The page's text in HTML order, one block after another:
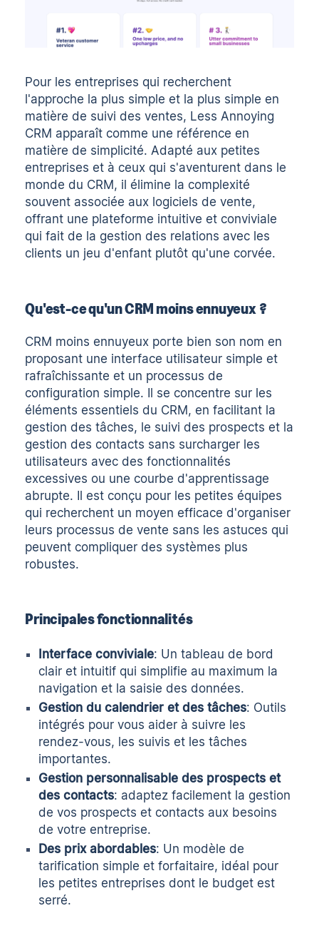
Pour les entreprises qui recherchent
l'approche la plus simple et la plus simple en
matière de suivi des ventes, Less Annoying
CRM apparaît comme une référence en
matière de simplicité. Adapté aux petites
entreprises et à ceux qui s'aventurent dans le
monde du CRM, il élimine la complexité
souvent associée aux logiciels de vente,
offrant une plateforme intuitive et conviviale
qui fait de la gestion des relations avec les
clients un jeu d'enfant plutôt qu'une corvée.
Qu'est-ce qu'un CRM moins ennuyeux ?
CRM moins ennuyeux porte bien son nom en
proposant une interface utilisateur simple et
rafraîchissante et un processus de
configuration simple. Il se concentre sur les
éléments essentiels du CRM, en facilitant la
gestion des tâches, le suivi des prospects et la
gestion des contacts sans surcharger les
utilisateurs avec des fonctionnalités
excessives ou une courbe d'apprentissage
abrupte. Il est conçu pour les petites équipes
qui recherchent un moyen efficace d'organiser
leurs processus de vente sans les astuces qui
peuvent compliquer des systèmes plus
robustes.
Principales fonctionnalités
Interface conviviale: Un tableau de bord
clair et intuitif qui simplifie au maximum la
navigation et la saisie des données.
Gestion du calendrier et des tâches: Outils
intégrés pour vous aider à suivre les
rendez-vous, les suivis et les tâches
importantes.
Gestion personnalisable des prospects et
des contacts: adaptez facilement la gestion
de vos prospects et contacts aux besoins
de votre entreprise.
Des prix abordables: Un modèle de
tarification simple et forfaitaire, idéal pour
les petites entreprises dont le budget est
serré.